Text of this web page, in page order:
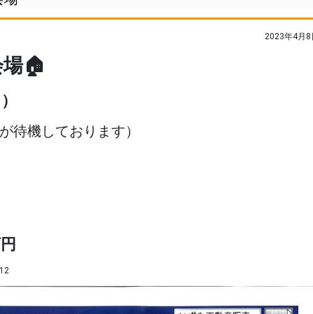
2023年4月8
🏠
機しております）